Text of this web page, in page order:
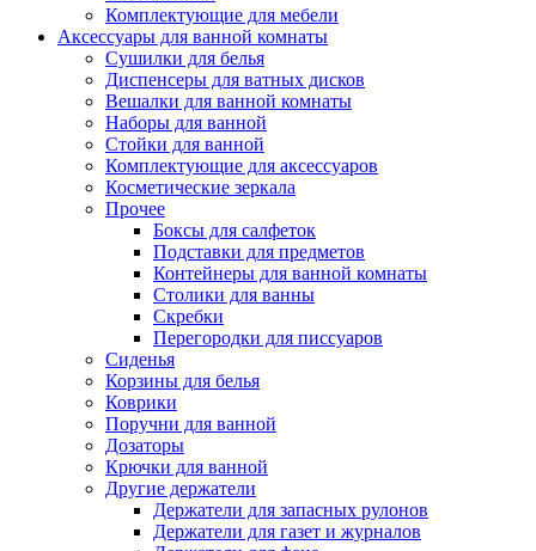
Комплектующие для мебели
Аксессуары для ванной комнаты
Сушилки для белья
Диспенсеры для ватных дисков
Вешалки для ванной комнаты
Наборы для ванной
Стойки для ванной
Комплектующие для аксессуаров
Косметические зеркала
Прочее
Боксы для салфеток
Подставки для предметов
Контейнеры для ванной комнаты
Столики для ванны
Скребки
Перегородки для писсуаров
Сиденья
Корзины для белья
Коврики
Поручни для ванной
Дозаторы
Крючки для ванной
Другие держатели
Держатели для запасных рулонов
Держатели для газет и журналов